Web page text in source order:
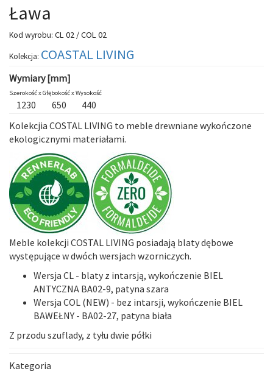
Ława
Kod wyrobu: CL 02 / COL 02
Kolekcja: COASTAL LIVING
Wymiary [mm]
Szerokość xGłębokość xWysokość
1230 650
440
Kolekcjia COSTAL LIVING to meble drewniane wykończone
ekologicznymi materiałami.
Meble kolekcji COSTAL LIVING posiadają blaty dębowe
występujące w dwóch wersjach wzorniczych.
Wersja CL - blaty z intarsją, wykończenie BIEL
ANTYCZNA BA02-9, patyna szara
Wersja COL (NEW) - bez intarsji, wykończenie BIEL
BAWEŁNY - BA02-27, patyna biała
Z przodu szuflady, z tyłu dwie półki
Kategoria